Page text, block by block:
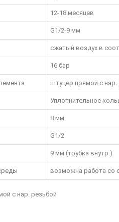
12-18 месяцев
G1/2-9 мм
сжатый воздух в
16 бар
штуцер прямой с нар.
Уплотнительное
8 мм
G1/2
9 мм (трубка внутр.)
возможна работа со
с нар. резьбой